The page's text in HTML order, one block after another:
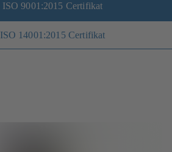
ISO 9001:2015 Certifikat
ISO 14001:2015 Certifikat